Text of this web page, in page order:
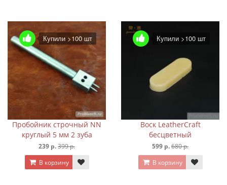
Купили >100 шт
Пробойник строчный NN
круглый 5 мм 2 зуба
239 р.399 р.
В корзину
Купили >100 шт
Воск LeatherCraft
бесцветный
599 р.680 р.
В корзину